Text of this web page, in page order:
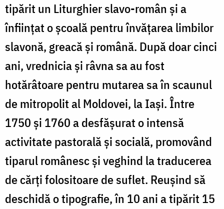
tipărit un Liturghier slavo-român şi a
înfiinţat o şcoală pentru învăţarea limbilor
slavonă, greacă şi română. După doar cinci
ani, vrednicia şi râvna sa au fost
hotărâtoare pentru mutarea sa în scaunul
de mitropo­lit al Moldovei, la Iași. Între
1750 şi 1760 a desfășurat o intensă
activitate pastorală şi socială, promovând
tipa­rul românesc şi veghind la traducerea
de cărţi folositoare de suflet. Reuşind să
deschidă o tipografie, în 10 ani a tipărit 15